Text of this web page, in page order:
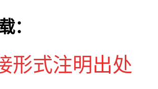
：
形式注明出处